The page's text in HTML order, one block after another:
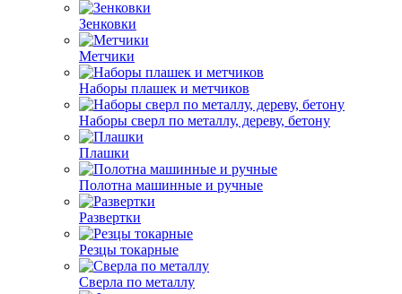
Зенковки
Метчики
Наборы плашек и метчиков
Наборы сверл по металлу, дереву, бетону
Плашки
Полотна машинные и ручные
Развертки
Резцы токарные
Сверла по металлу